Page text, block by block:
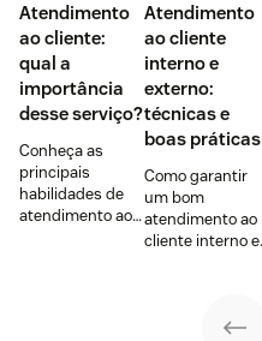
Atendimento
ao cliente:
qual a
importância
desse serviço?
Conheça as
principais
habilidades de
atendimento ao
Atendimento
ao cliente
interno e
externo:
técnicas e
boas práticas
Como garantir
um bom
atendimento ao
cliente interno e
técnicas de